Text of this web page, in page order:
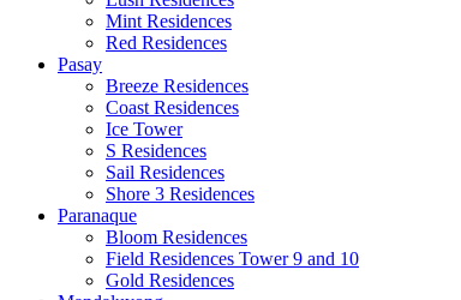
Mint Residences
Red Residences
Pasay
Breeze Residences
Coast Residences
Ice Tower
S Residences
Sail Residences
Shore 3 Residences
Paranaque
Bloom Residences
Field Residences Tower 9 and 10
Gold Residences